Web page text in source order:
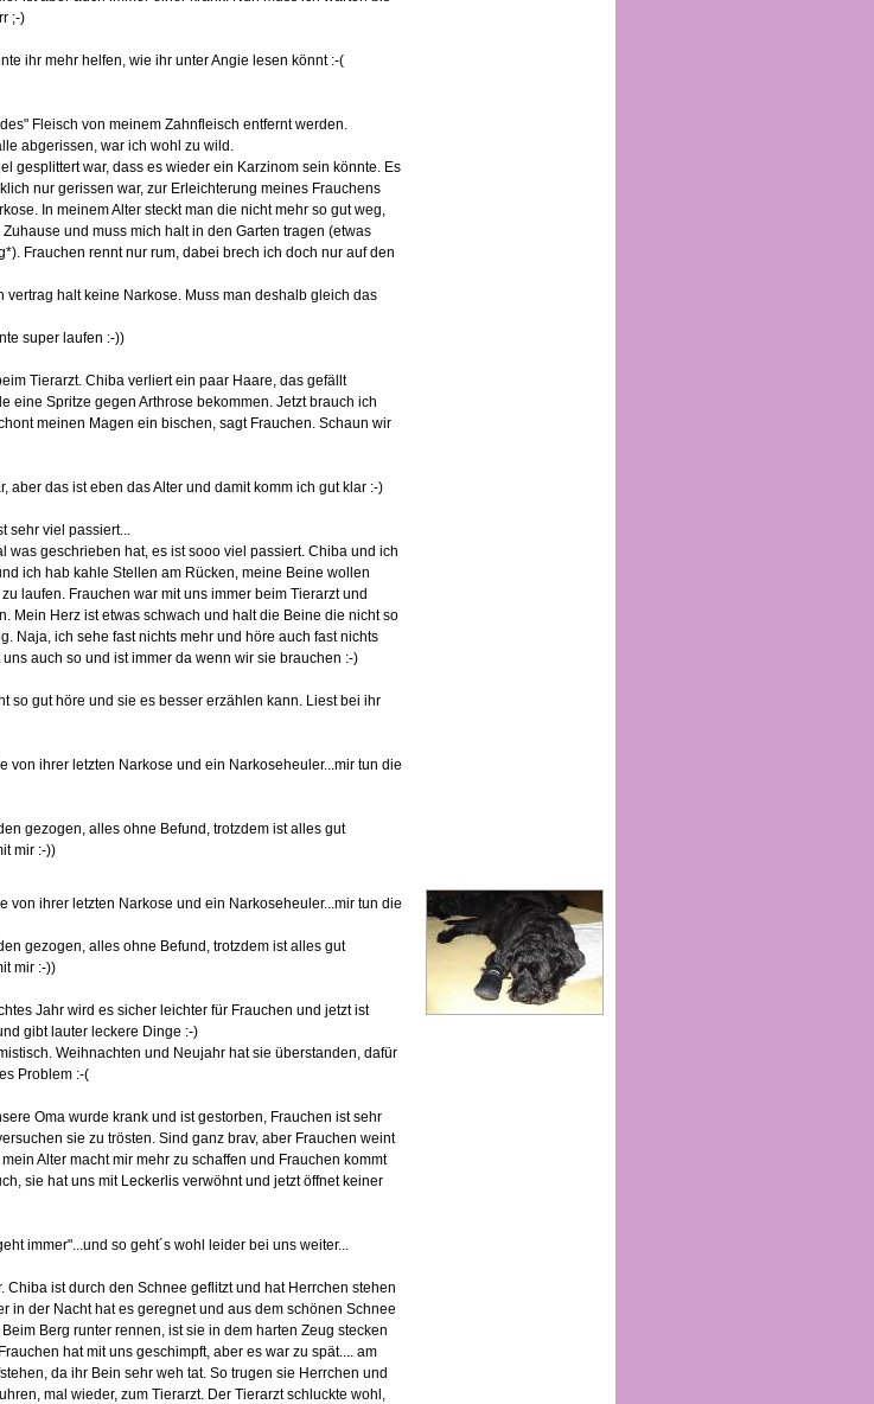
;-)
ihr mehr helfen, wie ihr unter Angie lesen könnt :-(
Fleisch von meinem Zahnfleisch entfernt werden.
abgerissen, war ich wohl zu wild.
gesplittert war, dass es wieder ein Karzinom sein könnte. Es
nur gerissen war, zur Erleichterung meines Frauchens
In meinem Alter steckt man die nicht mehr so gut weg,
und muss mich halt in den Garten tragen (etwas
Frauchen rennt nur rum, dabei brech ich doch nur auf den
vertrag halt keine Narkose. Muss man deshalb gleich das
super laufen :-))
Tierarzt. Chiba verliert ein paar Haare, das gefällt
eine Spritze gegen Arthrose bekommen. Jetzt brauch ich
meinen Magen ein bischen, sagt Frauchen. Schaun wir
aber das ist eben das Alter und damit komm ich gut klar :-)
viel passiert...
was geschrieben hat, es ist sooo viel passiert. Chiba und ich
ich hab kahle Stellen am Rücken, meine Beine wollen
laufen. Frauchen war mit uns immer beim Tierarzt und
Mein Herz ist etwas schwach und halt die Beine die nicht so
Naja, ich sehe fast nichts mehr und höre auch fast nichts
auch so und ist immer da wenn wir sie brauchen :-)
so gut höre und sie es besser erzählen kann. Liest bei ihr
von ihrer letzten Narkose und ein Narkoseheuler...mir tun die
gezogen, alles ohne Befund, trotzdem ist alles gut
mir :-))
von ihrer letzten Narkose und ein Narkoseheuler...mir tun die
gezogen, alles ohne Befund, trotzdem ist alles gut
mir :-))
Jahr wird es sicher leichter für Frauchen und jetzt ist
gibt lauter leckere Dinge :-)
Weihnachten und Neujahr hat sie überstanden, dafür
Problem :-(
Oma wurde krank und ist gestorben, Frauchen ist sehr
sie zu trösten. Sind ganz brav, aber Frauchen weint
Alter macht mir mehr zu schaffen und Frauchen kommt
sie hat uns mit Leckerlis verwöhnt und jetzt öffnet keiner
immer"...und so geht´s wohl leider bei uns weiter...
ist durch den Schnee geflitzt und hat Herrchen stehen
in der Nacht hat es geregnet und aus dem schönen Schnee
Berg runter rennen, ist sie in dem harten Zeug stecken
hat mit uns geschimpft, aber es war zu spät.... am
da ihr Bein sehr weh tat. So trugen sie Herrchen und
mal wieder, zum Tierarzt. Der Tierarzt schluckte wohl,